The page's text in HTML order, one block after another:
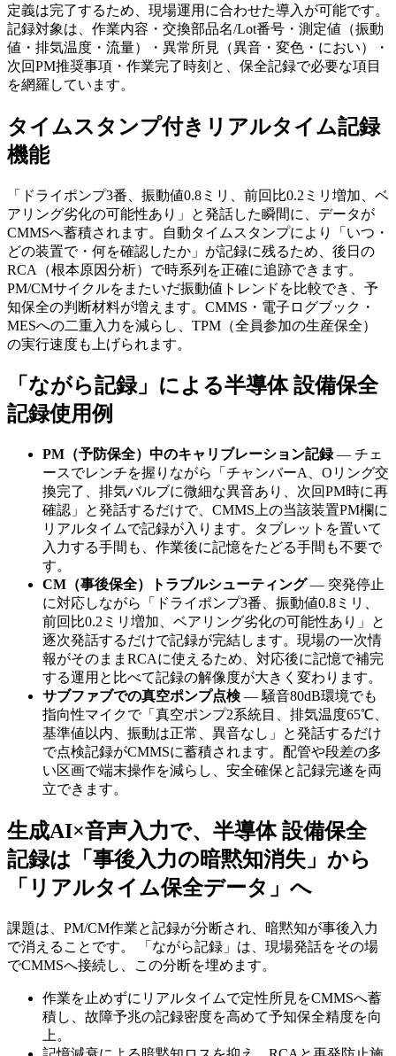
定義は完了するため、現場運用に合わせた導入が可能です。
記録対象は、作業内容・交換部品名/Lot番号・測定値（振動
値・排気温度・流量）・異常所見（異音・変色・におい）・
次回PM推奨事項・作業完了時刻と、保全記録で必要な項目
を網羅しています。
タイムスタンプ付きリアルタイム記録
機能
「ドライポンプ3番、振動値0.8ミリ、前回比0.2ミリ増加、ベ
アリング劣化の可能性あり」と発話した瞬間に、データが
CMMSへ蓄積されます。自動タイムスタンプにより「いつ・
どの装置で・何を確認したか」が記録に残るため、後日の
RCA（根本原因分析）で時系列を正確に追跡できます。
PM/CMサイクルをまたいだ振動値トレンドを比較でき、予
知保全の判断材料が増えます。CMMS・電子ログブック・
MESへの二重入力を減らし、TPM（全員参加の生産保全）
の実行速度も上げられます。
「ながら記録」による半導体 設備保全
記録使用例
PM（予防保全）中のキャリブレーション記録— チェ
ースでレンチを握りながら「チャンバーA、Oリング交
換完了、排気バルブに微細な異音あり、次回PM時に再
確認」と発話するだけで、CMMS上の当該装置PM欄に
リアルタイムで記録が入ります。タブレットを置いて
入力する手間も、作業後に記憶をたどる手間も不要で
す。
CM（事後保全）トラブルシューティング— 突発停止
に対応しながら「ドライポンプ3番、振動値0.8ミリ、
前回比0.2ミリ増加、ベアリング劣化の可能性あり」と
逐次発話するだけで記録が完結します。現場の一次情
報がそのままRCAに使えるため、対応後に記憶で補完
する運用と比べて記録の解像度が大きく変わります。
サブファブでの真空ポンプ点検 — 騒音80dB環境でも
指向性マイクで「真空ポンプ2系統目、排気温度65℃、
基準値以内、振動は正常、異音なし」と発話するだけ
で点検記録がCMMSに蓄積されます。配管や段差の多
い区画で端末操作を減らし、安全確保と記録完遂を両
立できます。
生成AI×音声入力で、半導体 設備保全
記録は「事後入力の暗黙知消失」から
「リアルタイム保全データ」へ
課題は、PM/CM作業と記録が分断され、暗黙知が事後入力
で消えることです。 「ながら記録」は、現場発話をその場
でCMMSへ接続し、この分断を埋めます。
作業を止めずにリアルタイムで定性所見をCMMSへ蓄
積し、故障予兆の記録密度を高めて予知保全精度を向
上。